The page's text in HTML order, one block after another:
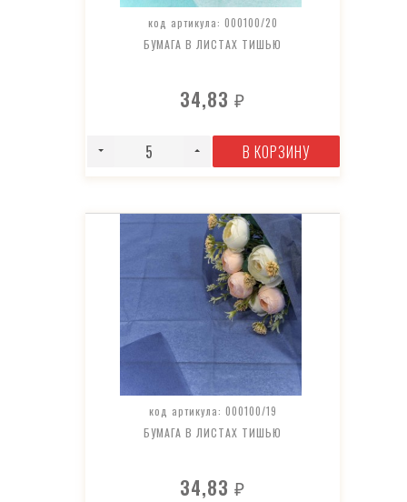
код артикула: 000100/20
БУМАГА В ЛИСТАХ ТИШЬЮ
34,83₽
В КОРЗИНУ
код артикула: 000100/19
БУМАГА В ЛИСТАХ ТИШЬЮ
34,83₽